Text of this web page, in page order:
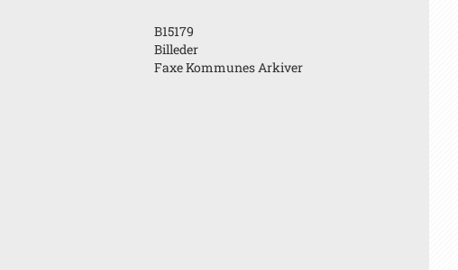
B15179
Billeder
Faxe Kommunes Arkiver